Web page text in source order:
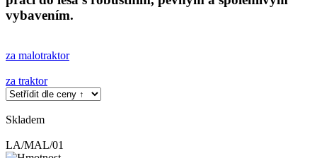
vybavením.
za malotraktor
za traktor
Skladem
LA/MAL/01